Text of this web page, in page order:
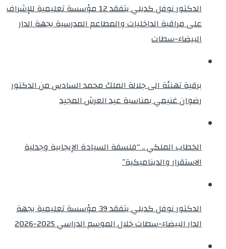
الدكتور نوفل كديلي يتفقد 12 مؤسسة تعليمية للإشراف
على مراقبة الداخليات والمطاعم المدرسية بجهة الدار
البيضاء-سطات
برقية تهنئة الى جلالة الملك محمد السادس من الدكتور
رضوان غنيمي بمناسبة عيد العرش المجيد
الخطاب الملكي .. “فلسفة السيادة الإيجابية وجدلية
الاستقرار والديناميكية”
الدكتور نوفل كديلي يتفقد 39 مؤسسة تعليمية بجهة
الدار البيضاء-سطات خلال الموسم الدراسي 2025-2026